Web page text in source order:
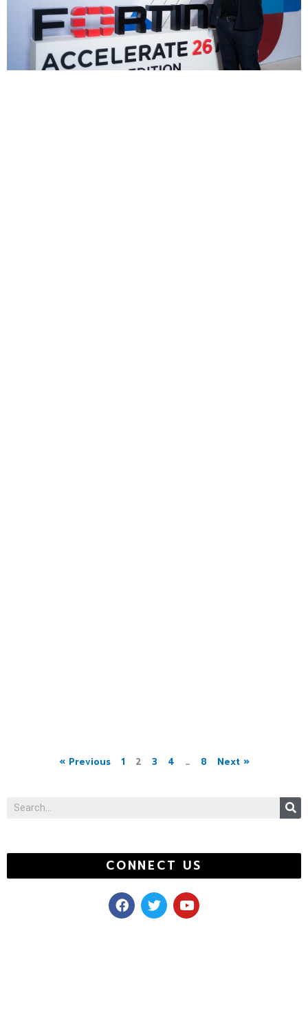
« Previous 1 2 3 4 … 8 Next »
CONNECT US
F
a
c
T
w
i
Y
o
u